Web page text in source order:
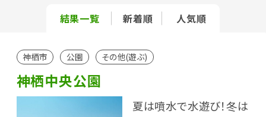
結果一覧 新着順 人気順
神栖市 公園 その他(遊ぶ)
神栖中央公園
夏は噴水で水遊び！冬は